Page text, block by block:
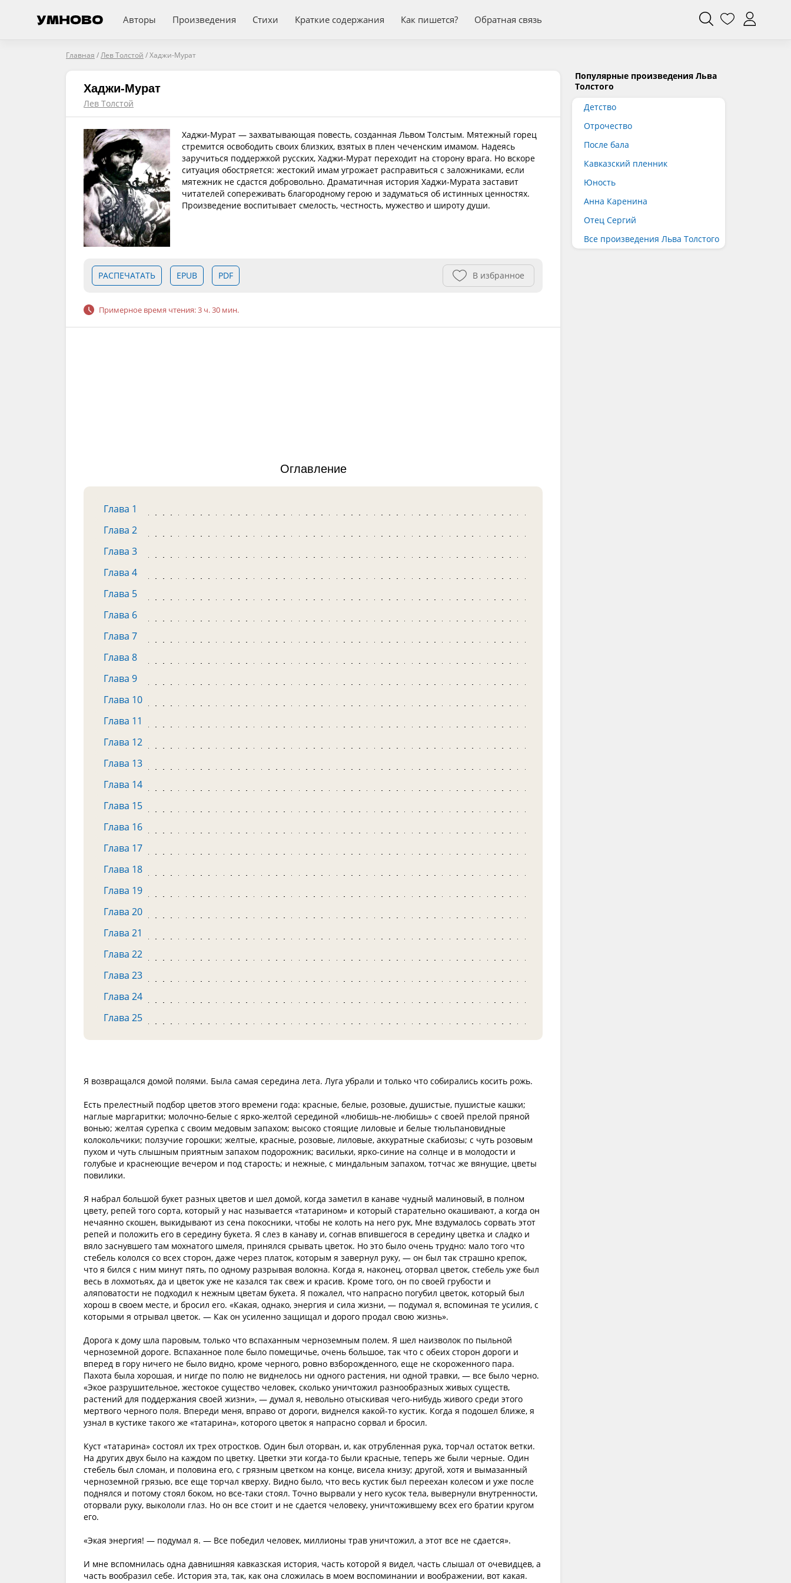
Авторы Произведения Стихи Краткие содержания Как пишется? Обратная связь
Главная /Лев Толстой /Хаджи-Мурат
Хаджи-Мурат
Лев Толстой
Хаджи-Мурат — захватывающая повесть, созданная Львом Толстым. Мятежный горец
стремится освободить своих близких, взятых в плен чеченским имамом. Надеясь
заручиться поддержкой русских, Хаджи-Мурат переходит на сторону врага. Но вскоре
ситуация обостряется: жестокий имам угрожает расправиться с заложниками, если
мятежник не сдастся добровольно. Драматичная история Хаджи-Мурата заставит
читателей сопереживать благородному герою и задуматься об истинных ценностях.
Произведение воспитывает смелость, честность, мужество и широту души.
РАСПЕЧАТАТЬ EPUB PDF В избранное
Примерное время чтения: 3 ч. 30 мин.
Оглавление
Глава 1
Глава 2
Глава 3
Глава 4
Глава 5
Глава 6
Глава 7
Глава 8
Глава 9
Глава 10
Глава 11
Глава 12
Глава 13
Глава 14
Глава 15
Глава 16
Глава 17
Глава 18
Глава 19
Глава 20
Глава 21
Глава 22
Глава 23
Глава 24
Глава 25
Я возвращался домой полями. Была самая середина лета. Луга убрали и только что собирались косить рожь.
Есть прелестный подбор цветов этого времени года: красные, белые, розовые, душистые, пушистые кашки;
наглые маргаритки; молочно-белые с ярко-желтой серединой «любишь-не-любишь» с своей прелой пряной
вонью; желтая сурепка с своим медовым запахом; высоко стоящие лиловые и белые тюльпановидные
колокольчики; ползучие горошки; желтые, красные, розовые, лиловые, аккуратные скабиозы; с чуть розовым
пухом и чуть слышным приятным запахом подорожник; васильки, ярко-синие на солнце и в молодости и
голубые и краснеющие вечером и под старость; и нежные, с миндальным запахом, тотчас же вянущие, цветы
повилики.
Я набрал большой букет разных цветов и шел домой, когда заметил в канаве чудный малиновый, в полном
цвету, репей того сорта, который у нас называется «татарином» и который старательно окашивают, а когда он
нечаянно скошен, выкидывают из сена покосники, чтобы не колоть на него рук, Мне вздумалось сорвать этот
репей и положить его в середину букета. Я слез в канаву и, согнав впившегося в середину цветка и сладко и
вяло заснувшего там мохнатого шмеля, принялся срывать цветок. Но это было очень трудно: мало того что
стебель кололся со всех сторон, даже через платок, которым я завернул руку, — он был так страшно крепок,
что я бился с ним минут пять, по одному разрывая волокна. Когда я, наконец, оторвал цветок, стебель уже был
весь в лохмотьях, да и цветок уже не казался так свеж и красив. Кроме того, он по своей грубости и
аляповатости не подходил к нежным цветам букета. Я пожалел, что напрасно погубил цветок, который был
хорош в своем месте, и бросил его. «Какая, однако, энергия и сила жизни, — подумал я, вспоминая те усилия, с
которыми я отрывал цветок. — Как он усиленно защищал и дорого продал свою жизнь».
Дорога к дому шла паровым, только что вспаханным черноземным полем. Я шел наизволок по пыльной
черноземной дороге. Вспаханное поле было помещичье, очень большое, так что с обеих сторон дороги и
вперед в гору ничего не было видно, кроме черного, ровно взборожденного, еще не скороженного пара.
Пахота была хорошая, и нигде по полю не виднелось ни одного растения, ни одной травки, — все было черно.
«Экое разрушительное, жестокое существо человек, сколько уничтожил разнообразных живых существ,
растений для поддержания своей жизни», — думал я, невольно отыскивая чего-нибудь живого среди этого
мертвого черного поля. Впереди меня, вправо от дороги, виднелся какой-то кустик. Когда я подошел ближе, я
узнал в кустике такого же «татарина», которого цветок я напрасно сорвал и бросил.
Куст «татарина» состоял их трех отростков. Один был оторван, и, как отрубленная рука, торчал остаток ветки.
На других двух было на каждом по цветку. Цветки эти когда-то были красные, теперь же были черные. Один
стебель был сломан, и половина его, с грязным цветком на конце, висела книзу; другой, хотя и вымазанный
черноземной грязью, все еще торчал кверху. Видно было, что весь кустик был переехан колесом и уже после
поднялся и потому стоял боком, но все-таки стоял. Точно вырвали у него кусок тела, вывернули внутренности,
оторвали руку, выкололи глаз. Но он все стоит и не сдается человеку, уничтожившему всех его братии кругом
его.
«Экая энергия! — подумал я. — Все победил человек, миллионы трав уничтожил, а этот все не сдается».
И мне вспомнилась одна давнишняя кавказская история, часть которой я видел, часть слышал от очевидцев, а
часть вообразил себе. История эта, так, как она сложилась в моем воспоминании и воображении, вот какая.
Популярные произведения Льва
Толстого
Детство
Отрочество
После бала
Кавказский пленник
Юность
Анна Каренина
Отец Сергий
Все произведения Льва Толстого